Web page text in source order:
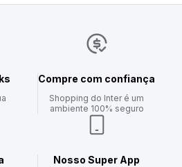
Compre com confiança
Shopping do Inter é um
ambiente 100% seguro
Nosso Super App